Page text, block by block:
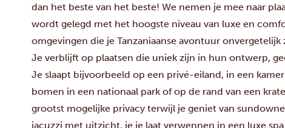
dan het beste van het beste! We nemen je mee naar
wordt gelegd met het hoogste niveau van luxe en
omgevingen die je Tanzaniaanse avontuur onvergetelijk
Je verblijft op plaatsen die uniek zijn in hun ontwerp,
Je slaapt bijvoorbeeld op een privé-eiland, in een
bomen in een nationaal park of op de rand van een
grootst mogelijke privacy terwijl je geniet van
jacuzzi met uitzicht, je je laat verwennen in een luxe